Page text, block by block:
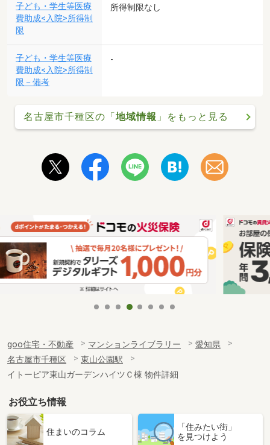
子ども・学生等医療
費助成<入院>所得制
限
所得制限なし
子ども・学生等医療
費助成<入院>所得制
限－備考
-
名古屋市千種区の「地域情報 」をもっと見る
goo住宅・不動産 マンションライブラリー
愛知県
名古屋市千種区
東山公園駅
イトーピア東山ガーデンハイツＣ棟 物件詳細
お役立ち情報
住まいのコラム
「住みたい街」
を見つけよう